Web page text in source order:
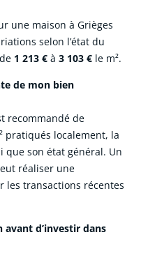
une maison à Grièges
selon l’état du
1 213 € à 3 103 € le m².
de mon bien
recommandé de
pratiqués localement, la
que son état général. Un
réaliser une
les transactions récentes
d’investir dans